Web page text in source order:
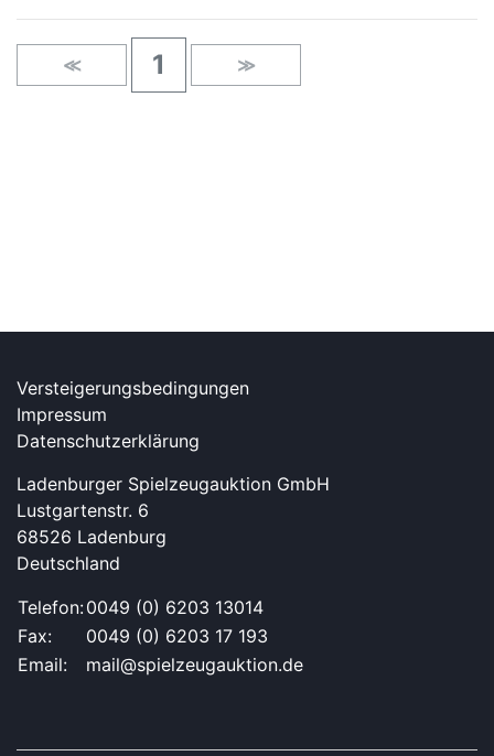
≪ 1 ≫
Versteigerungsbedingungen
Impressum
Datenschutzerklärung
Ladenburger Spielzeugauktion GmbH
Lustgartenstr. 6
68526 Ladenburg
Deutschland
Telefon:0049 (0) 6203 13014
Fax:
0049 (0) 6203 17 193
Email:
mail@spielzeugauktion.de